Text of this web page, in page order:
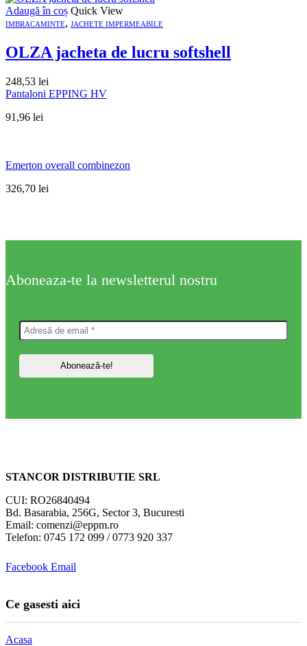
Adaugă în coș Quick View
IMBRACAMINTE, JACHETE IMPERMEABILE
OLZA jacheta de lucru softshell
248,53 lei
Pantaloni EPPING HV
91,96 lei
Emerton overall combinezon
326,70 lei
Aboneaza-te la newsletterul nostru
STANCOR DISTRIBUTIE SRL
CUI: RO26840494
Bd. Basarabia, 256G, Sector 3, Bucuresti
Email: comenzi@eppm.ro
Telefon: 0745 172 099 / 0773 920 337
Facebook Email
Ce gasesti aici
Acasa